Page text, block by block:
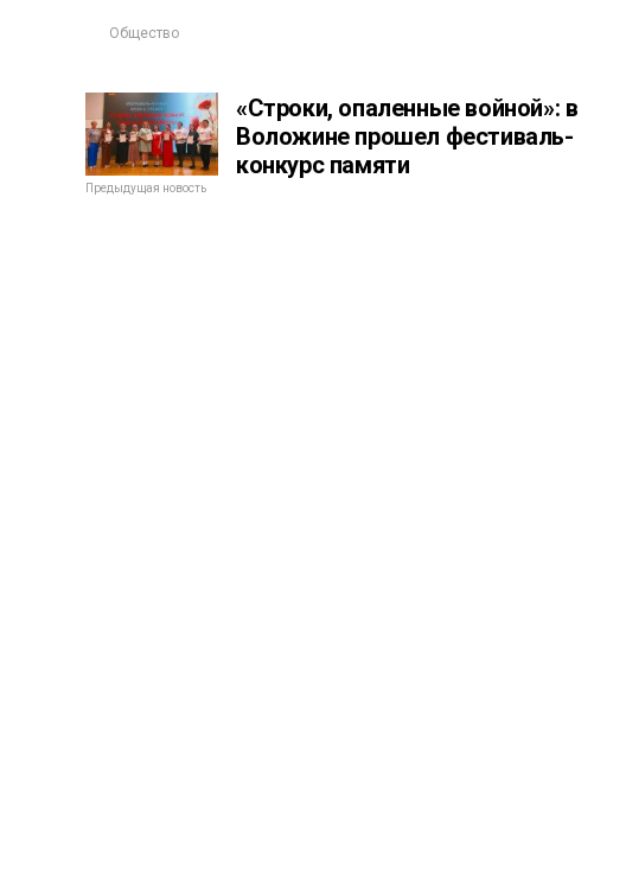
Общество
«Строки, опаленные войной»: в
Воложине прошел фестиваль-
конкурс памяти
Предыдущая новость